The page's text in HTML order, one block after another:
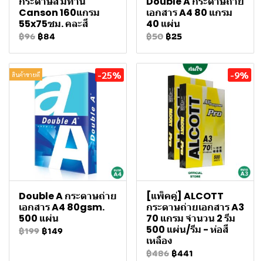
Canson 160แกรม
55x75ซม. คละสี
฿96 ฿84
เอกสาร A4 80 แกรม
40 แผ่น
฿50 ฿25
สินค้าขายดี -25%
Double A กระดาษถ่าย
เอกสาร A4 80gsm.
500 แผ่น
฿199 ฿149
-9%
[แพ็คคู่] ALCOTT
กระดาษถ่ายเอกสาร A3
70 แกรม จำนวน 2 รีม
500 แผ่น/รีม - ห่อสี
เหลือง
฿486 ฿441